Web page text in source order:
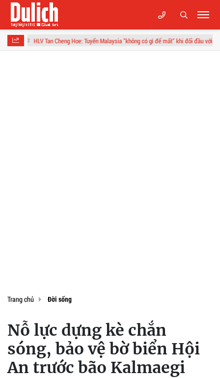
Tuyển Malaysia "không có gì để mất" khi đối đầu với tuyển Việt Nam ở bán kết
Trang chủ Đời sống
Nỗ lực dựng kè chắn
sóng, bảo vệ bờ biển Hội
An trước bão Kalmaegi